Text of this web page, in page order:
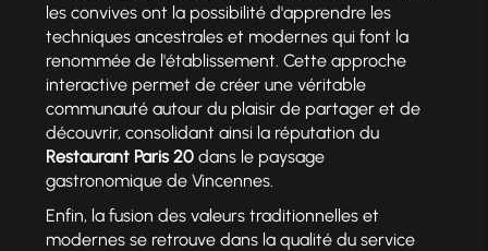
les convives ont la possibilité d'apprendre les
techniques ancestrales et modernes qui font la
renommée de l'établissement. Cette approche
interactive permet de créer une véritable
communauté autour du plaisir de partager et de
découvrir, consolidant ainsi la réputation du
Restaurant Paris 20dans le paysage
gastronomique de Vincennes.
Enfin, la fusion des valeurs traditionnelles et
modernes se retrouve dans la qualité du service